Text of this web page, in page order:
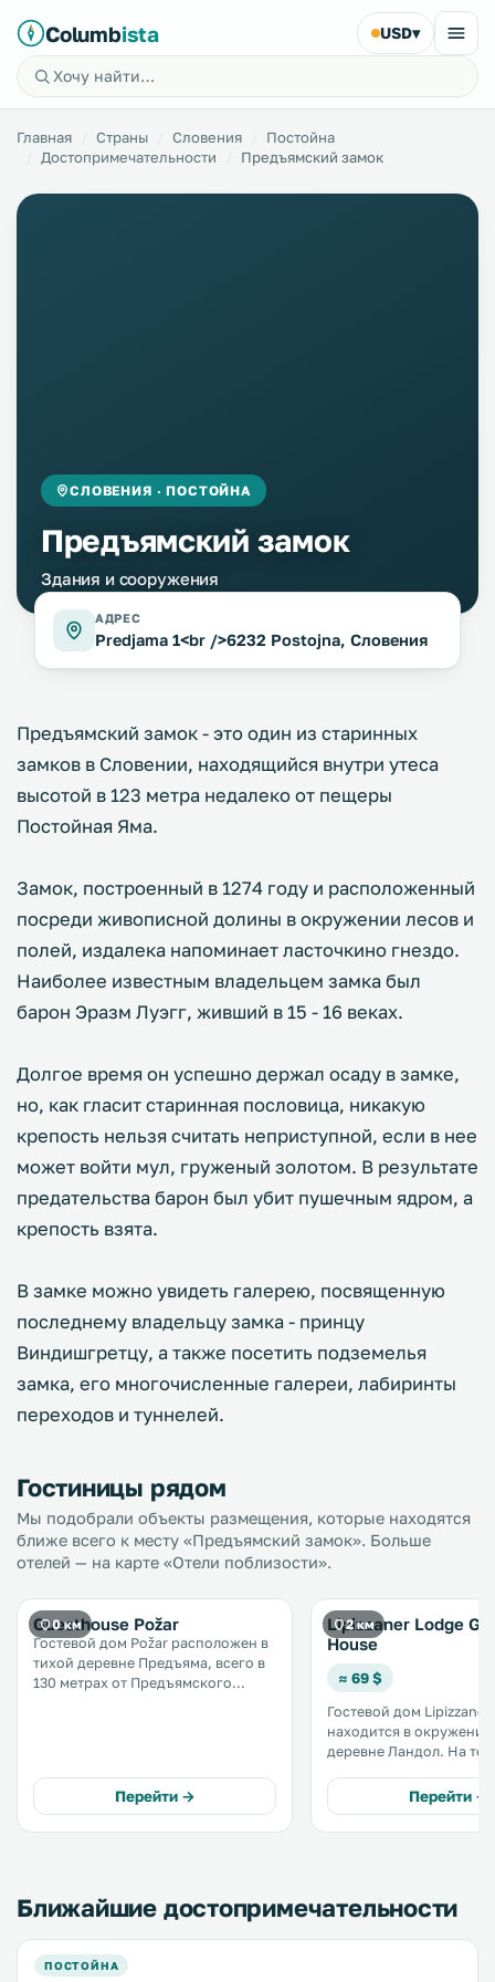
Columbista USD▾
Главная Страны Словения
Постойна
Достопримечательности
Предъямский замок
СЛОВЕНИЯ · ПОСТОЙНА
Предъямский замок
Здания и сооружения
АДРЕС
Predjama 1<br />6232 Postojna, Словения
Предъямский замок - это один из старинных
замков в Словении, находящийся внутри утеса
высотой в 123 метра недалеко от пещеры
Постойная Яма.
Замок, построенный в 1274 году и расположенный
посреди живописной долины в окружении лесов и
полей, издалека напоминает ласточкино гнездо.
Наиболее известным владельцем замка был
барон Эразм Луэгг, живший в 15 - 16 веках.
Долгое время он успешно держал осаду в замке,
но, как гласит старинная пословица, никакую
крепость нельзя считать неприступной, если в нее
может войти мул, груженый золотом. В результате
предательства барон был убит пушечным ядром, а
крепость взята.
В замке можно увидеть галерею, посвященную
последнему владельцу замка - принцу
Виндишгретцу, а также посетить подземелья
замка, его многочисленные галереи, лабиринты
переходов и туннелей.
Гостиницы рядом
Мы подобрали объекты размещения, которые находятся
ближе всего к месту «Предъямский замок». Больше
отелей — на карте «Отели поблизости».
0 км
Guesthouse Požar
Гостевой дом Požar расположен в
тихой деревне Предъяма, всего в
130 метрах от Предъямского
Перейти →
2 км
Lipizzaner Lodge
House
≈ 69 $
Гостевой дом Lipizzaner
находится в окружении
деревне Ландол. На территории
гостей кинозал,
кабинет и номера с
WiFi. .
Перейти →
Ближайшие достопримечательности
ПОСТОЙНА